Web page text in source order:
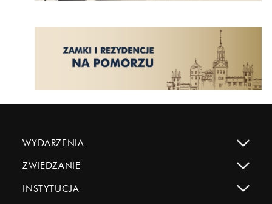
WYDARZENIA
ZWIEDZANIE
INSTYTUCJA